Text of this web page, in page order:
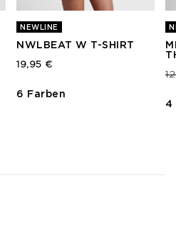
NEWLINE
NWLBEAT W T-SHIRT
19,95 €
6 Farben
4